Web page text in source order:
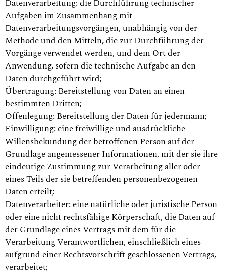
Datenverarbeitung: die Durchführung technischer
Aufgaben im Zusammenhang mit
Datenverarbeitungsvorgängen, unabhängig von der
Methode und den Mitteln, die zur Durchführung der
Vorgänge verwendet werden, und dem Ort der
Anwendung, sofern die technische Aufgabe an den
Daten durchgeführt wird;
Übertragung: Bereitstellung von Daten an einen
bestimmten Dritten;
Offenlegung: Bereitstellung der Daten für jedermann;
Einwilligung: eine freiwillige und ausdrückliche
Willensbekundung der betroffenen Person auf der
Grundlage angemessener Informationen, mit der sie ihre
eindeutige Zustimmung zur Verarbeitung aller oder
eines Teils der sie betreffenden personenbezogenen
Daten erteilt;
Datenverarbeiter: eine natürliche oder juristische Person
oder eine nicht rechtsfähige Körperschaft, die Daten auf
der Grundlage eines Vertrags mit dem für die
Verarbeitung Verantwortlichen, einschließlich eines
aufgrund einer Rechtsvorschrift geschlossenen Vertrags,
verarbeitet;